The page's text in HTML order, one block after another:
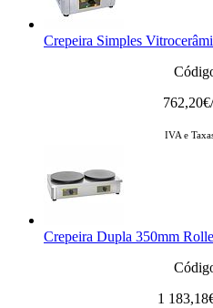
Crepeira Simples
762,20
IVA e
Crepeira Dupla 350mm
1 183,18